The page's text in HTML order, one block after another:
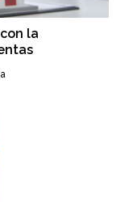
la